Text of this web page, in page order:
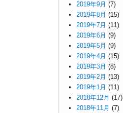
2019年9月 (7)
2019年8月 (15)
2019年7月 (11)
2019年6月 (9)
2019年5月 (9)
2019年4月 (15)
2019年3月 (8)
2019年2月 (13)
2019年1月 (11)
2018年12月 (17)
2018年11月 (7)